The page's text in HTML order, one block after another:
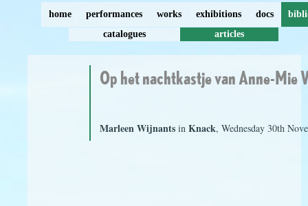
home performances works exhibitions docs
catalogues
articles
Op het nachtkastje van Anne-Mie
Marleen Wijnants in Knack, Wednesday 30th